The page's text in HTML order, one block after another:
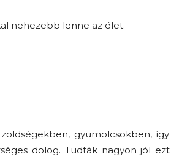
nehezebb lenne az élet.
gyümölcsökben,
dolog. Tudták nagyon jól